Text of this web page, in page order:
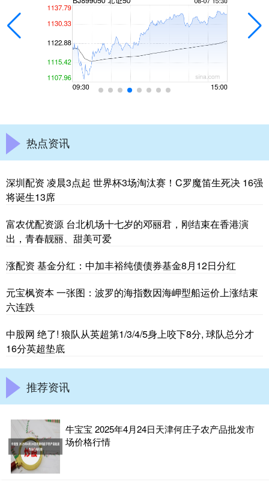
热点资讯
深圳配资 凌晨3点起 世界杯3场淘汰赛！C罗魔笛生死决 16强
将诞生13席
富农优配资源 台北机场十七岁的邓丽君，刚结束在香港演
出，青春靓丽、甜美可爱
涨配资 基金分红：中加丰裕纯债债券基金8月12日分红
元宝枫资本 一张图：波罗的海指数因海岬型船运价上涨结束
六连跌
中股网 绝了! 狼队从英超第1/3/4/5身上咬下8分, 球队总分才
16分英超垫底
推荐资讯
牛宝宝 2025年4月24日天津何庄子农产品批发市
场价格行情